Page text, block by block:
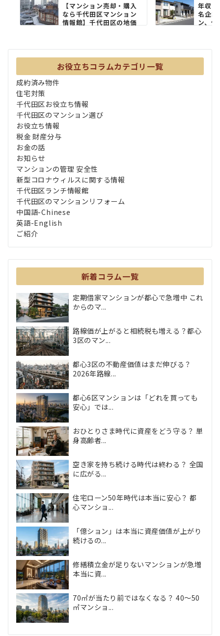
【マンション売却・購入
なら千代田区マンション
情報館】千代田区の地価
年収
名企
ン、
お役立ちコラムカテゴリ一覧
成約済み物件
住宅対策
千代田区お役立ち情報
千代田区のマンション選び
お役立ち情報
税金 財産分与
お金の話
お知らせ
マンションの管理 安全性
新型コロナウィルスに関する情報
千代田区ランチ情報館
千代田区のマンションリフォーム
中国語-Chinese
英語-English
ご紹介
新着コラム一覧
定期借家マンションが都心で急増中 これ
からのマ...
路線価が上がると相続税も増える？都心
3区のマン...
都心3区の不動産価値はまだ伸びる？
2026年路線...
都心6区マンションは「どれを買っても
安心」では...
おひとりさま時代に資産をどう守る？ 単
身高齢者...
空き家を持ち続ける時代は終わる？ 全国
に広がる...
住宅ローン50年時代は本当に安心？ 都
心マンショ...
「億ション」は本当に資産価値が上がり
続けるの...
修繕積立金が足りないマンションが急増
本当に資...
70㎡が当たり前ではなくなる？ 40〜50
㎡マンショ...